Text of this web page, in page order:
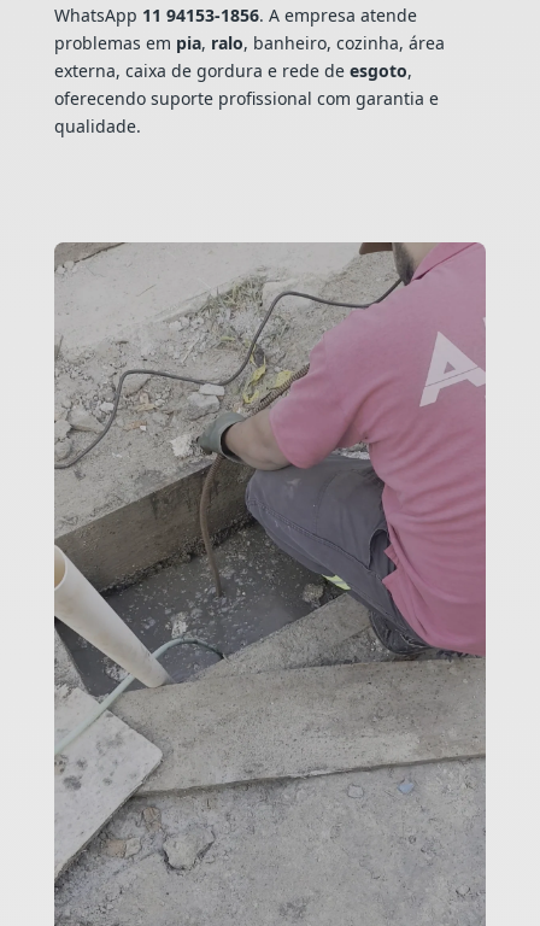
WhatsApp 11 94153-1856. A empresa atende
problemas em pia, ralo, banheiro, cozinha, área
externa, caixa de gordura e rede de esgoto,
oferecendo suporte profissional com garantia e
qualidade.